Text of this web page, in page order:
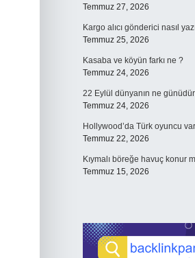
Temmuz 27, 2026
Kargo alıcı gönderici nasıl
Temmuz 25, 2026
Kasaba ve köyün farkı ne ?
Temmuz 24, 2026
22 Eylül dünyanın ne
Temmuz 24, 2026
Hollywood’da Türk oyuncu
Temmuz 22, 2026
Kıymalı böreğe havuç konur
Temmuz 15, 2026